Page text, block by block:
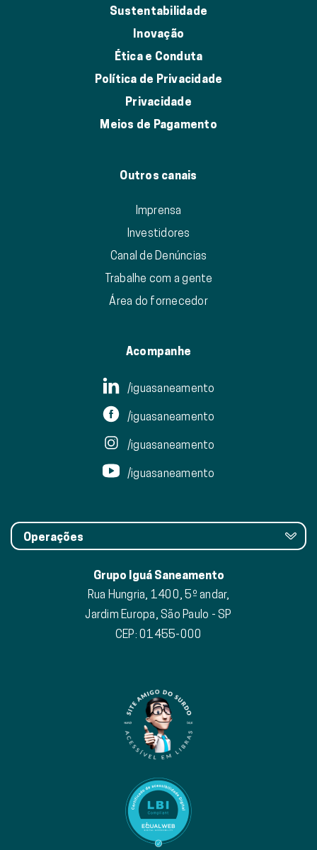
Sustentabilidade
Inovação
Ética e Conduta
Política de Privacidade
Privacidade
Meios de Pagamento
Outros canais
Imprensa
Investidores
Canal de Denúncias
Trabalhe com a gente
Área do fornecedor
Acompanhe
/iguasaneamento
/iguasaneamento
/iguasaneamento
/iguasaneamento
Operações
Grupo Iguá Saneamento
Rua Hungria, 1400, 5º andar,
Jardim Europa, São Paulo - SP
CEP: 01455-000